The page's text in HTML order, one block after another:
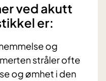
ved akutt
er:
og
stråler ofte
og ømhet i den